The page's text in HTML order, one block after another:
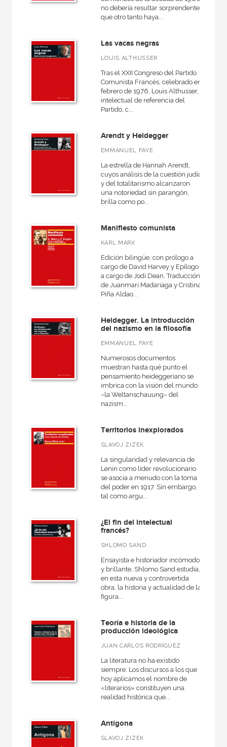
no debería resultar sorprendente
que otro tanto haya...
Las vacas negras
LOUIS ALTHUSSER
Tras el XXII Congreso del Partido
Comunista Francés, celebrado en
febrero de 1976, Louis Althusser,
intelectual de referencia del
Partido, c...
Arendt y Heidegger
EMMANUEL FAYE
La estrella de Hannah Arendt,
cuyos análisis de la cuestión judía
y del totalitarismo alcanzaron
una notoriedad sin parangón,
brilla como po...
Manifiesto comunista
KARL MARX
Edición bilingüe, con prólogo a
cargo de David Harvey y Epílogo
a cargo de Jodi Dean. Traducción
de Juanmari Madariaga y Cristina
Piña Aldao...
Heidegger. La introducción
del nazismo en la filosofía
EMMANUEL FAYE
Numerosos documentos
muestran hasta qué punto el
pensamiento heideggeriano se
imbrica con la visión del mundo
–la Weltanschauung– del
nazism...
Territorios inexplorados
SLAVOJ ZIZEK
La singularidad y relevancia de
Lenin como líder revolucionario
se asocia a menudo con la toma
del poder en 1917. Sin embargo,
tal como argu...
¿El fin del intelectual
francés?
SHLOMO SAND
Ensayista e historiador incómodo
y brillante, Shlomo Sand estudia,
en esta nueva y controvertida
obra, la historia y actualidad de la
figura...
Teoría e historia de la
producción ideológica
JUAN CARLOS RODRÍGUEZ
La literatura no ha existido
siempre. Los discursos a los que
hoy aplicamos el nombre de
«literarios» constituyen una
realidad histórica que...
Antígona
SLAVOJ ZIZEK